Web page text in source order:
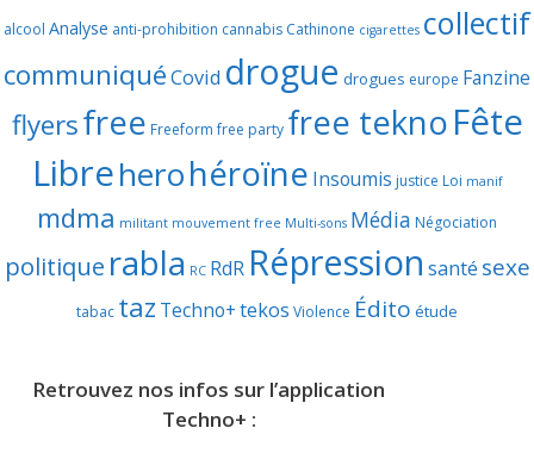
alcool Analyse anti-prohibition cannabis Cathinone cigarettes collectif
communiquéCovid drogue drogues europe Fanzine
flyersfree Freeform free party free teknoFête
Libreherohéroïne Insoumis justice Loi manif
mdma militant mouvement free Multi-sons Média Négociation
politique rabla RC RdR Répression santé sexe
tabac taz Techno+tekos Violence Édito étude
Retrouvez nos infos sur l’application
Techno+ :